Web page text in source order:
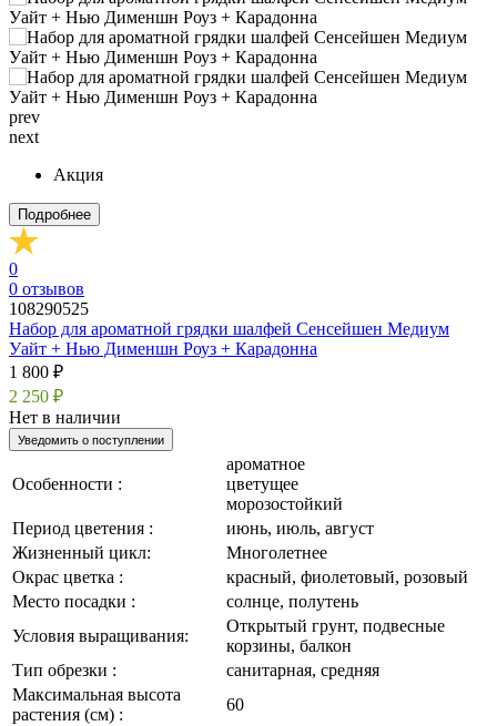
prev
next
Акция
Подробнее
0
0 отзывов
108290525
Набор для ароматной грядки шалфей Сенсейшен Медиум
Уайт + Нью Дименшн Роуз + Карадонна
1 800 ₽
2 250 ₽
Нет в наличии
Уведомить о поступлении
Особенности :
ароматное
цветущее
морозостойкий
Период цветения :
июнь, июль, август
Жизненный цикл:
Многолетнее
Окрас цветка :
красный, фиолетовый, розовый
Место посадки :
солнце, полутень
Условия выращивания:
Открытый грунт, подвесные
корзины, балкон
Тип обрезки :
санитарная, средняя
Максимальная высота
растения (см) :
60